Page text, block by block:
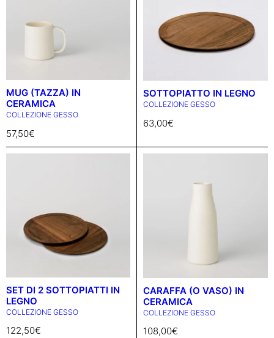
MUG (TAZZA) IN
CERAMICA
COLLEZIONE GESSO
57,50€
SOTTOPIATTO IN LEGNO
COLLEZIONE GESSO
63,00€
SET DI 2 SOTTOPIATTI IN
LEGNO
COLLEZIONE GESSO
122,50€
CARAFFA (O VASO) IN
CERAMICA
COLLEZIONE GESSO
108,00€